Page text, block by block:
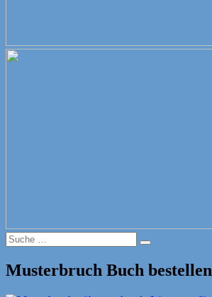
Suche
nach:
Suche
Musterbruch Buch bestellen